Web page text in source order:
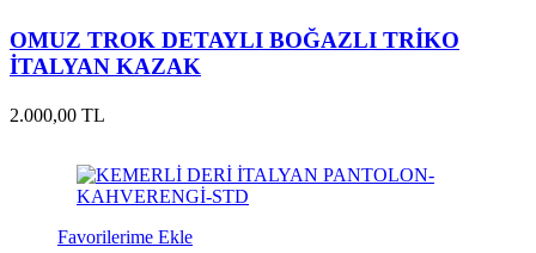
OMUZ TROK DETAYLI BOĞAZLI TRİKO
İTALYAN KAZAK
2.000,00 TL
Favorilerime Ekle